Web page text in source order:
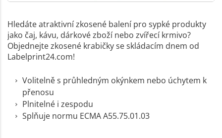
Hledáte atraktivní zkosené balení pro sypké produkty
jako čaj, kávu, dárkové zboží nebo zvířecí krmivo?
Objednejte zkosené krabičky se skládacím dnem od
Labelprint24.com!
Volitelně s průhledným okýnkem nebo úchytem k
přenosu
Plnitelné i zespodu
Splňuje normu ECMA A55.75.01.03